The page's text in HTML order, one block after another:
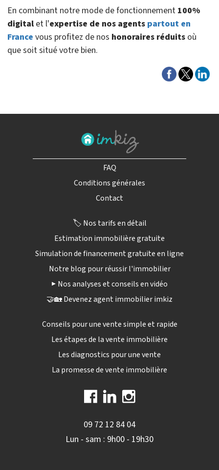
En combinant notre mode de fonctionnement 100%
digital et l'expertise de nos agents partout en
France vous profitez de nos honoraires réduits où
que soit situé votre bien.
FAQ
Conditions générales
Contact
🏷️ Nos tarifs en détail
Estimation immobilière gratuite
Simulation de financement gratuite en ligne
Notre blog pour réussir l'immobilier
▶️ Nos analyses et conseils en vidéo
🤝🏡 Devenez agent immobilier imkiz
Conseils pour une vente simple et rapide
Les étapes de la vente immobilière
Les diagnostics pour une vente
La promesse de vente immobilière
09 72 12 84 04
Lun - sam : 9h00 - 19h30